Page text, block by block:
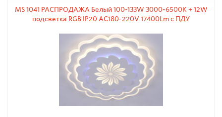
MS 1041 РАСПРОДАЖА Белый 100-133W 3000-6500К + 12W
подсветка RGB IP20 AC180-220V 17400Lm с ПДУ